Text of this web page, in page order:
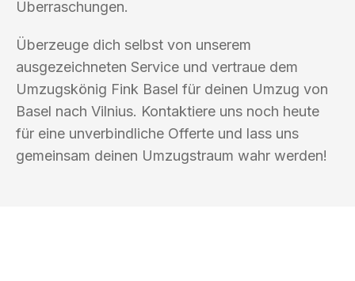
Überraschungen.
Überzeuge dich selbst von unserem
ausgezeichneten Service und vertraue dem
Umzugskönig Fink Basel für deinen Umzug von
Basel nach Vilnius. Kontaktiere uns noch heute
für eine unverbindliche Offerte und lass uns
gemeinsam deinen Umzugstraum wahr werden!